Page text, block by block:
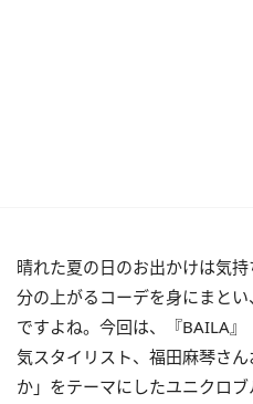
晴れた夏の日のお出かけは気
分の上がるコーデを身にまと
ですよね。今回は、『BAILA』
気スタイリスト、福田麻琴さ
か」をテーマにしたユニクロ